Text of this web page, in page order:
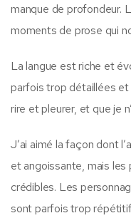
manque de profondeur.
moments de prose qui
La langue est riche et
parfois trop détaillées et
rire et pleurer, et que je
J’ai aimé la façon dont
et angoissante, mais
crédibles. Les
sont parfois trop